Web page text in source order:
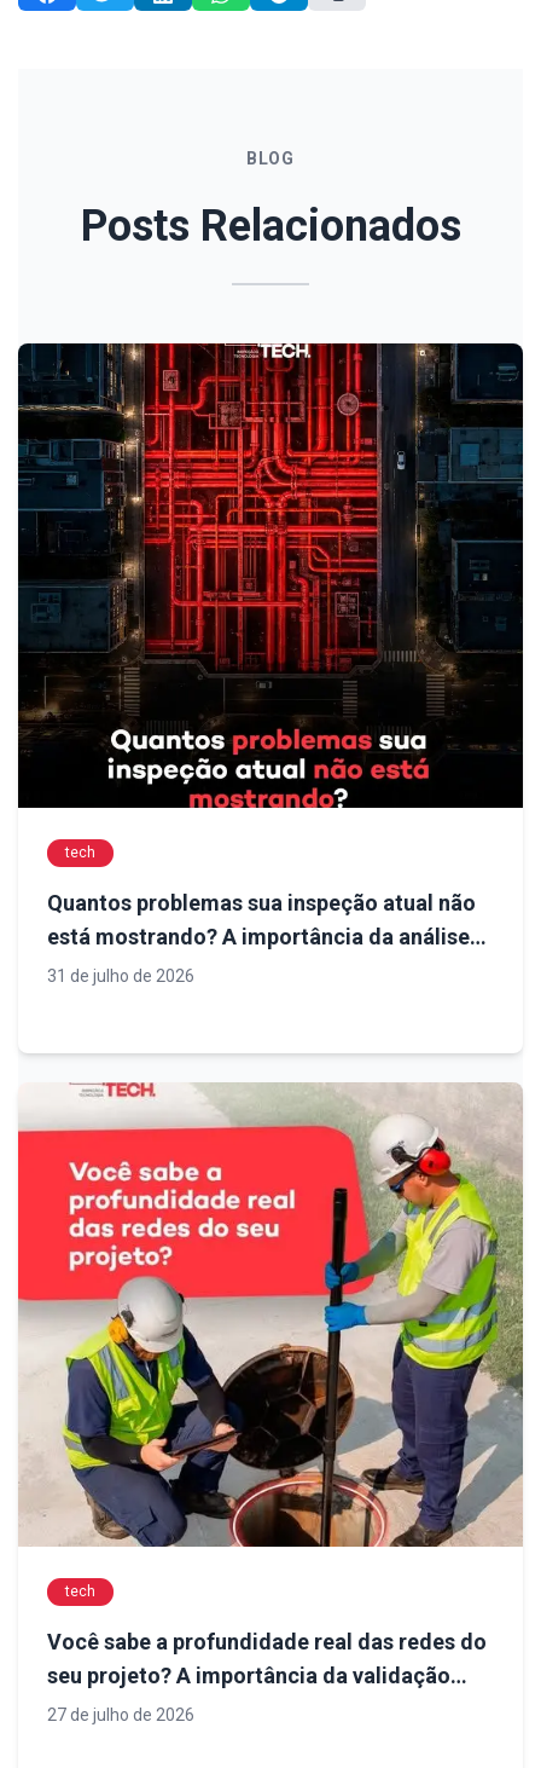
BLOG
Posts Relacionados
tech
Quantos problemas sua inspeção atual não
está mostrando? A importância da análise
técnica para decisões mais seguras em
31 de julho de 2026
tech
Você sabe a profundidade real das redes do
seu projeto? A importância da validação
antes da execução
27 de julho de 2026